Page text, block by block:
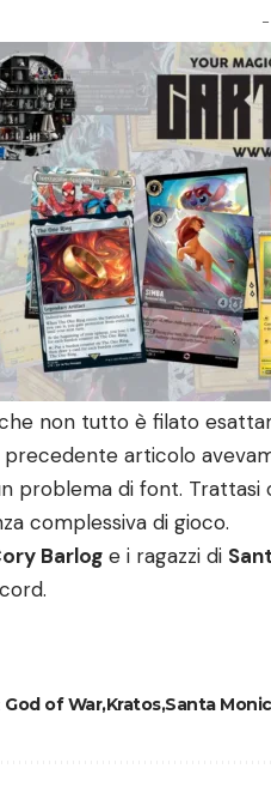
-
non tutto è filato
precedente articolo
problema di font.
complessiva di gioco.
Barlog e i ragazzi di
God of WarKratosSanta